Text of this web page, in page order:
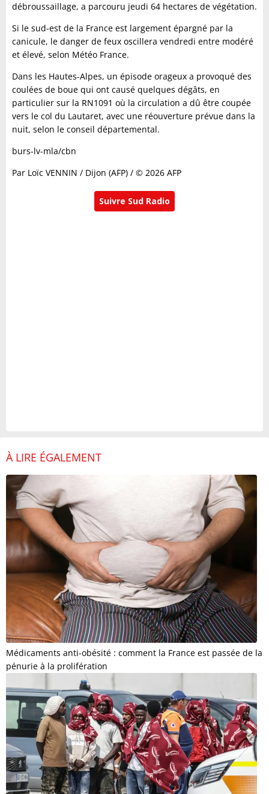
débroussaillage, a parcouru jeudi 64 hectares de végétation.
Si le sud-est de la France est largement épargné par la
canicule, le danger de feux oscillera vendredi entre modéré
et élevé, selon Météo France.
Dans les Hautes-Alpes, un épisode orageux a provoqué des
coulées de boue qui ont causé quelques dégâts, en
particulier sur la RN1091 où la circulation a dû être coupée
vers le col du Lautaret, avec une réouverture prévue dans la
nuit, selon le conseil départemental.
burs-lv-mla/cbn
Par Loïc VENNIN / Dijon (AFP) / © 2026 AFP
Suivre Sud Radio
À LIRE ÉGALEMENT
Médicaments anti-obésité : comment la France est passée de la
pénurie à la prolifération